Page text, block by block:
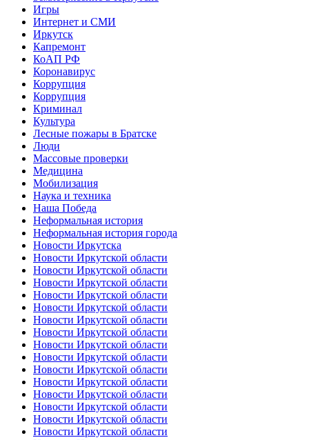
Игры
Интернет и СМИ
Иркутск
Капремонт
КоАП РФ
Коронавирус
Коррупция
Коррупция
Криминал
Культура
Лесные пожары в Братске
Люди
Массовые проверки
Медицина
Мобилизация
Наука и техника
Наша Победа
Неформальная история
Неформальная история города
Новости Иркутска
Новости Иркутской области
Новости Иркутской области
Новости Иркутской области
Новости Иркутской области
Новости Иркутской области
Новости Иркутской области
Новости Иркутской области
Новости Иркутской области
Новости Иркутской области
Новости Иркутской области
Новости Иркутской области
Новости Иркутской области
Новости Иркутской области
Новости Иркутской области
Новости Иркутской области